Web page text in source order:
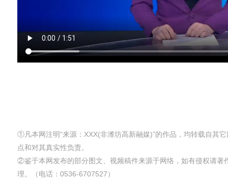
①凡本网注明“来源：XXX(非潍坊高新融媒)”的作品，均转载自其
点和对其真实性负责。
②鉴于本网发布的部分图文、视频稿件来源于网络，如有侵权请
理。（电话：0536-6707527）